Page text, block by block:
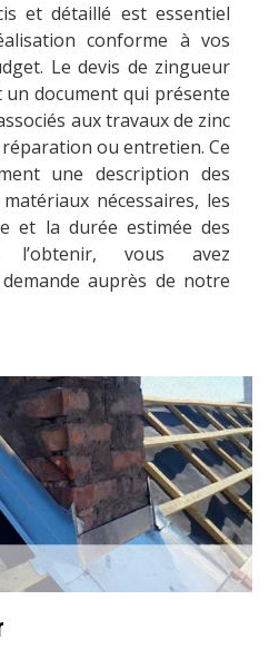
et détaillé est essentiel
conforme à vos
Le devis de zingueur
document qui présente
aux travaux de zinc
ou entretien. Ce
une description des
nécessaires, les
et la durée estimée des
l’obtenir, vous avez
auprès de notre